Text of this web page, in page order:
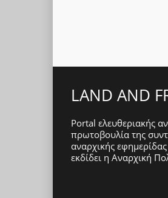
LAND AND
Portal ελευθεριακής
πρωτοβουλία της
αναρχικής
εκδίδει η Αναρχική